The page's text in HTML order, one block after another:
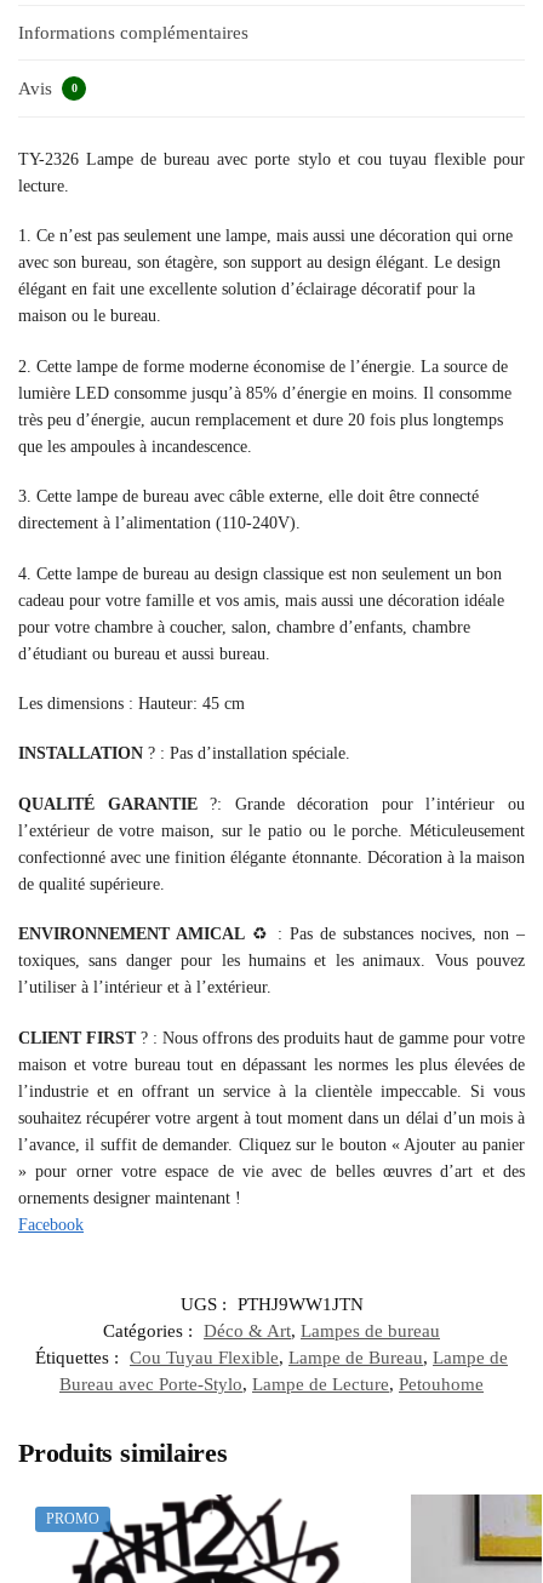
Informations complémentaires
Avis 0
TY-2326 Lampe de bureau avec porte stylo et cou tuyau flexible pour
lecture.
1. Ce n’est pas seulement une lampe, mais aussi une décoration qui orne
avec son bureau, son étagère, son support au design élégant. Le design
élégant en fait une excellente solution d’éclairage décoratif pour la
maison ou le bureau.
2. Cette lampe de forme moderne économise de l’énergie. La source de
lumière LED consomme jusqu’à 85% d’énergie en moins. Il consomme
très peu d’énergie, aucun remplacement et dure 20 fois plus longtemps
que les ampoules à incandescence.
3. Cette lampe de bureau avec câble externe, elle doit être connecté
directement à l’alimentation (110-240V).
4. Cette lampe de bureau au design classique est non seulement un bon
cadeau pour votre famille et vos amis, mais aussi une décoration idéale
pour votre chambre à coucher, salon, chambre d’enfants, chambre
d’étudiant ou bureau et aussi bureau.
Les dimensions : Hauteur: 45 cm
INSTALLATION ?️ : Pas d’installation spéciale.
QUALITÉ GARANTIE?: Grande décoration pour l’intérieur ou
l’extérieur de votre maison, sur le patio ou le porche. Méticuleusement
confectionné avec une finition élégante étonnante. Décoration à la maison
de qualité supérieure.
ENVIRONNEMENT AMICAL ♻️ : Pas de substances nocives, non –
toxiques, sans danger pour les humains et les animaux. Vous pouvez
l’utiliser à l’intérieur et à l’extérieur.
CLIENT FIRST? : Nous offrons des produits haut de gamme pour votre
maison et votre bureau tout en dépassant les normes les plus élevées de
l’industrie et en offrant un service à la clientèle impeccable. Si vous
souhaitez récupérer votre argent à tout moment dans un délai d’un mois à
l’avance, il suffit de demander. Cliquez sur le bouton « Ajouter au panier
» pour orner votre espace de vie avec de belles œuvres d’art et des
ornements designer maintenant !
Facebook
UGS :
PTHJ9WW1JTN
Catégories :
Déco & Art, Lampes de bureau
Étiquettes :
Cou Tuyau Flexible, Lampe de Bureau, Lampe de
Bureau avec Porte-Stylo, Lampe de Lecture, Petouhome
Produits similaires
PROMO